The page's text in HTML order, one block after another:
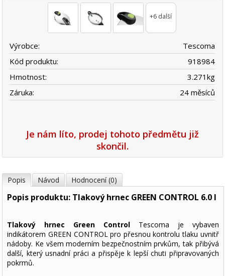
+6 další
Výrobce:
Tescoma
Kód produktu:
918984
Hmotnost:
3.271kg
Záruka:
24 měsíců
Je nám líto, prodej tohoto předmětu již
skončil.
Popis Návod Hodnocení (0)
Popis produktu: Tlakový hrnec GREEN CONTROL 6.0 l
Tlakový hrnec Green Control Tescoma je vybaven
indikátorem GREEN CONTROL pro přesnou kontrolu tlaku uvnitř
nádoby. Ke všem moderním bezpečnostním prvkům, tak přibývá
další, který usnadní práci a přispěje k lepší chuti připravovaných
pokrmů.